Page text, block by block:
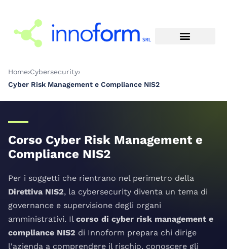
Home›Cybersecurity›
Cyber Risk Management e Compliance NIS2
Corso Cyber Risk Management e
Compliance NIS2
Per i soggetti che rientrano nel perimetro della
Direttiva NIS2, la cybersecurity diventa un tema di
governance e supervisione degli organi
amministrativi. Il corso di cyber risk management e
compliance NIS2 di Innoform prepara chi dirige
l'azienda a comprendere il rischio, conoscere gli